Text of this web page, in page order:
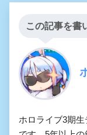
この記事を書
ホロライブ3期